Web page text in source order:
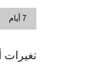
7 أيام
تغيرات